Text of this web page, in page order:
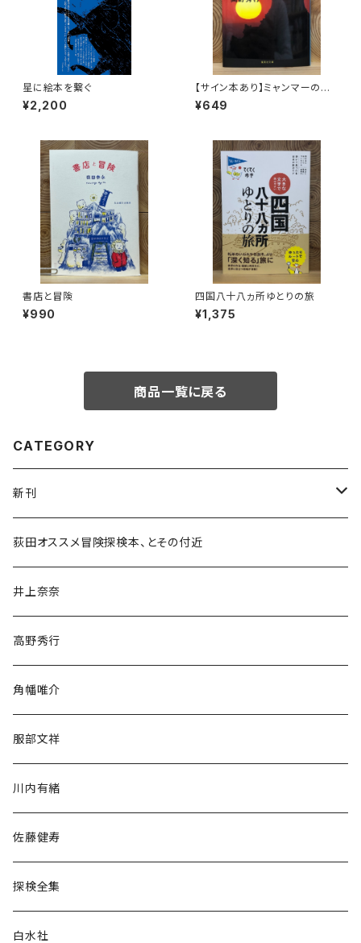
星に絵本を繋ぐ
¥2,200
【サイン本あり】ミャンマーの柳
生一族
¥649
書店と冒険
¥990
四国八十八ヵ所ゆとりの旅
¥1,375
商品一覧に戻る
CATEGORY
新刊
和書
文学・小説・物語
随筆・ノンフィクション・その他
民族・風習
言語・ことば
荻田オススメ冒険探検本、とその付近
井上奈奈
高野秀行
角幡唯介
服部文祥
川内有緒
佐藤健寿
探検全集
白水社